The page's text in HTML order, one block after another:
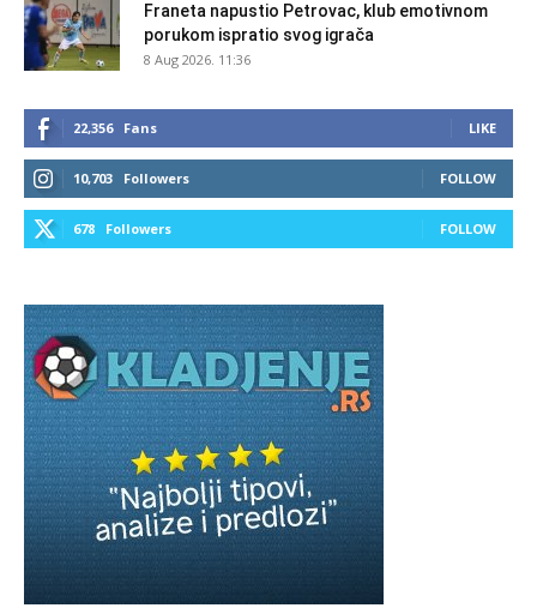
Franeta napustio Petrovac, klub emotivnom
porukom ispratio svog igrača
8 Aug 2026. 11:36
22,356 Fans LIKE
10,703 Followers FOLLOW
678 Followers FOLLOW